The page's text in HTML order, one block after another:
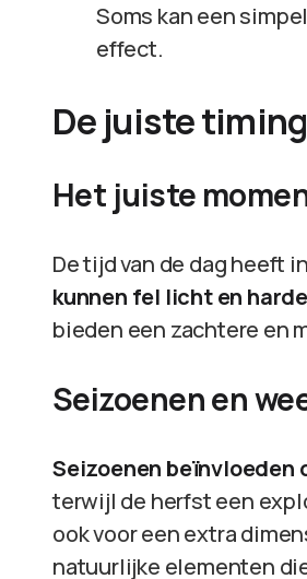
Soms kan een
effect.
De juiste timing
Het juiste
De tijd van de dag heeft
kunnen fel licht en
bieden een zachtere en
Seizoenen en
Seizoenen
terwijl de herfst een
ook voor een extra
natuurlijke elementen